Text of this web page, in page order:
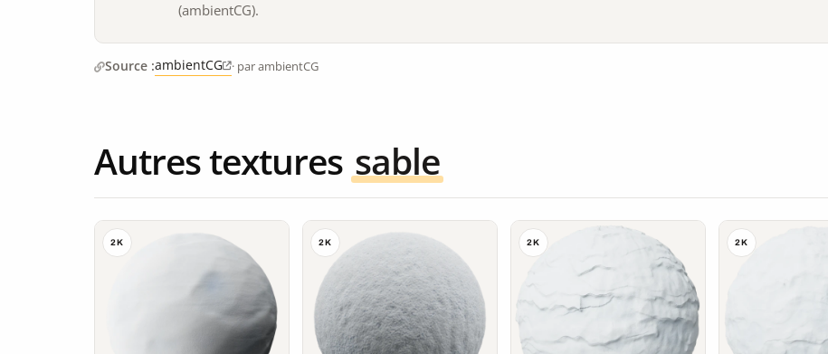
(ambientCG).
Source :ambientCG · par ambientCG
Autres textures sable
2K 2K 2K 2K